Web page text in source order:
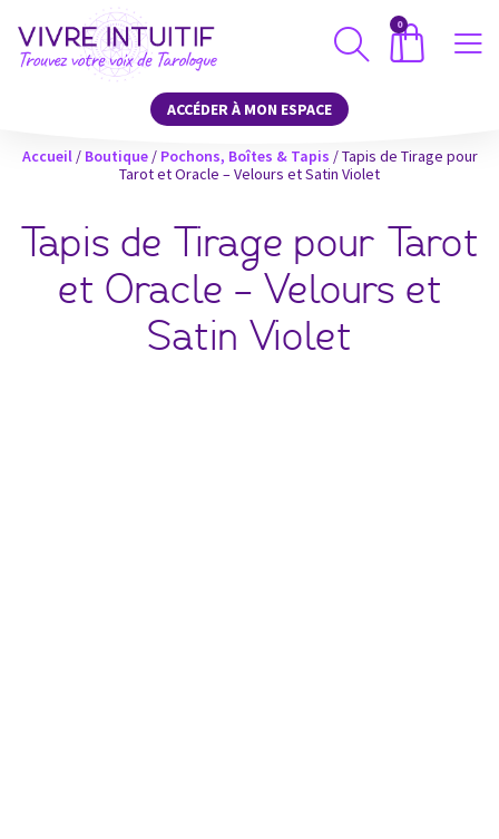
0
ACCÉDER À MON ESPACE
Accueil/ Boutique/ Pochons, Boîtes & Tapis / Tapis de Tirage pour
Tarot et Oracle – Velours et Satin Violet
Tapis de Tirage pour Tarot
et Oracle – Velours et
Satin Violet